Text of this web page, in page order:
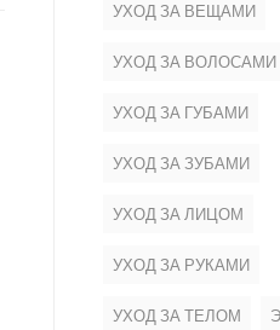
УХОД ЗА ВЕЩАМИ
УХОД ЗА ВОЛОСАМИ
УХОД ЗА ГУБАМИ
УХОД ЗА ЗУБАМИ
УХОД ЗА ЛИЦОМ
УХОД ЗА РУКАМИ
УХОД ЗА ТЕЛОМ